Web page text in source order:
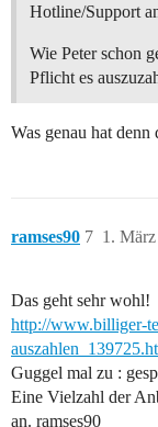
Hotline/Support
Wie Peter schon
Pflicht es
Was genau hat denn
ramses90 1.
7
Das geht sehr wohl!
http://www.billiger-
Guggel mal zu :
Eine Vielzahl der
an. ramses90